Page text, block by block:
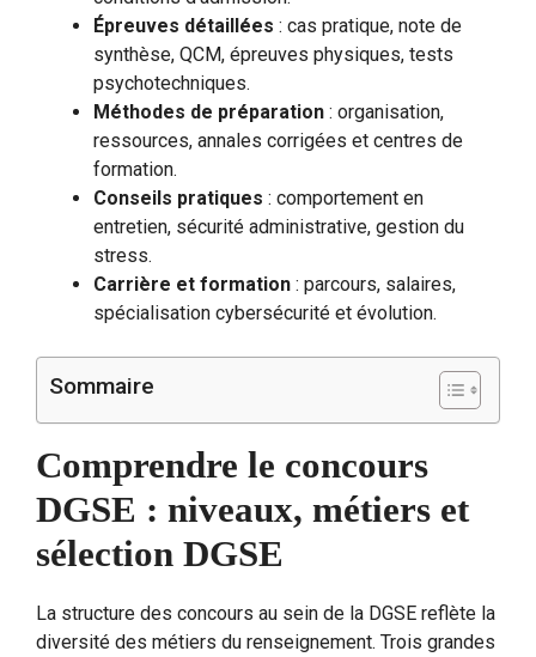
Épreuves détaillées : cas pratique, note de
synthèse, QCM, épreuves physiques, tests
psychotechniques.
Méthodes de préparation : organisation,
ressources, annales corrigées et centres de
formation.
Conseils pratiques : comportement en
entretien, sécurité administrative, gestion du
stress.
Carrière et formation : parcours, salaires,
spécialisation cybersécurité et évolution.
Sommaire
Comprendre le concours
DGSE : niveaux, métiers et
sélection DGSE
La structure des concours au sein de la DGSE reflète la
diversité des métiers du renseignement. Trois grandes